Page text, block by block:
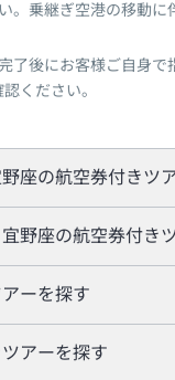
。乗継ぎ空港の移動に
了後にお客様ご自身で
ください。
座の航空券付きツ
野座の航空券付き
ーを探す
アーを探す